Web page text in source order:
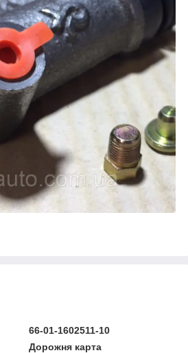
66-01-1602511-10
Дорожня карта